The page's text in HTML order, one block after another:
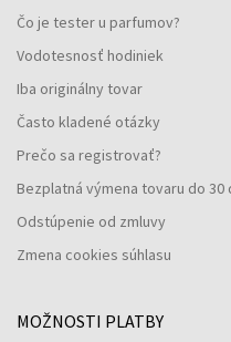
Čo je tester u parfumov?
Vodotesnosť hodiniek
Iba originálny tovar
Často kladené otázky
Prečo sa registrovať?
Bezplatná výmena tovaru do 30
Odstúpenie od zmluvy
Zmena cookies súhlasu
MOŽNOSTI PLATBY